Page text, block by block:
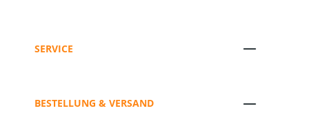
SERVICE
BESTELLUNG & VERSAND